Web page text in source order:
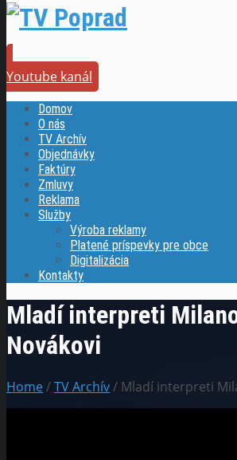
Youtube kanál
Domov
O nás
TV Archív
Objednávky
Faktúry
Zmluvy
Reklama
Služby
Výroba reklamy
Platené príspevky pre obce
Digitalizácia
Kontakty
Mladí interpreti
Novákovi
Home/TV Archív/ Mladí interpreti